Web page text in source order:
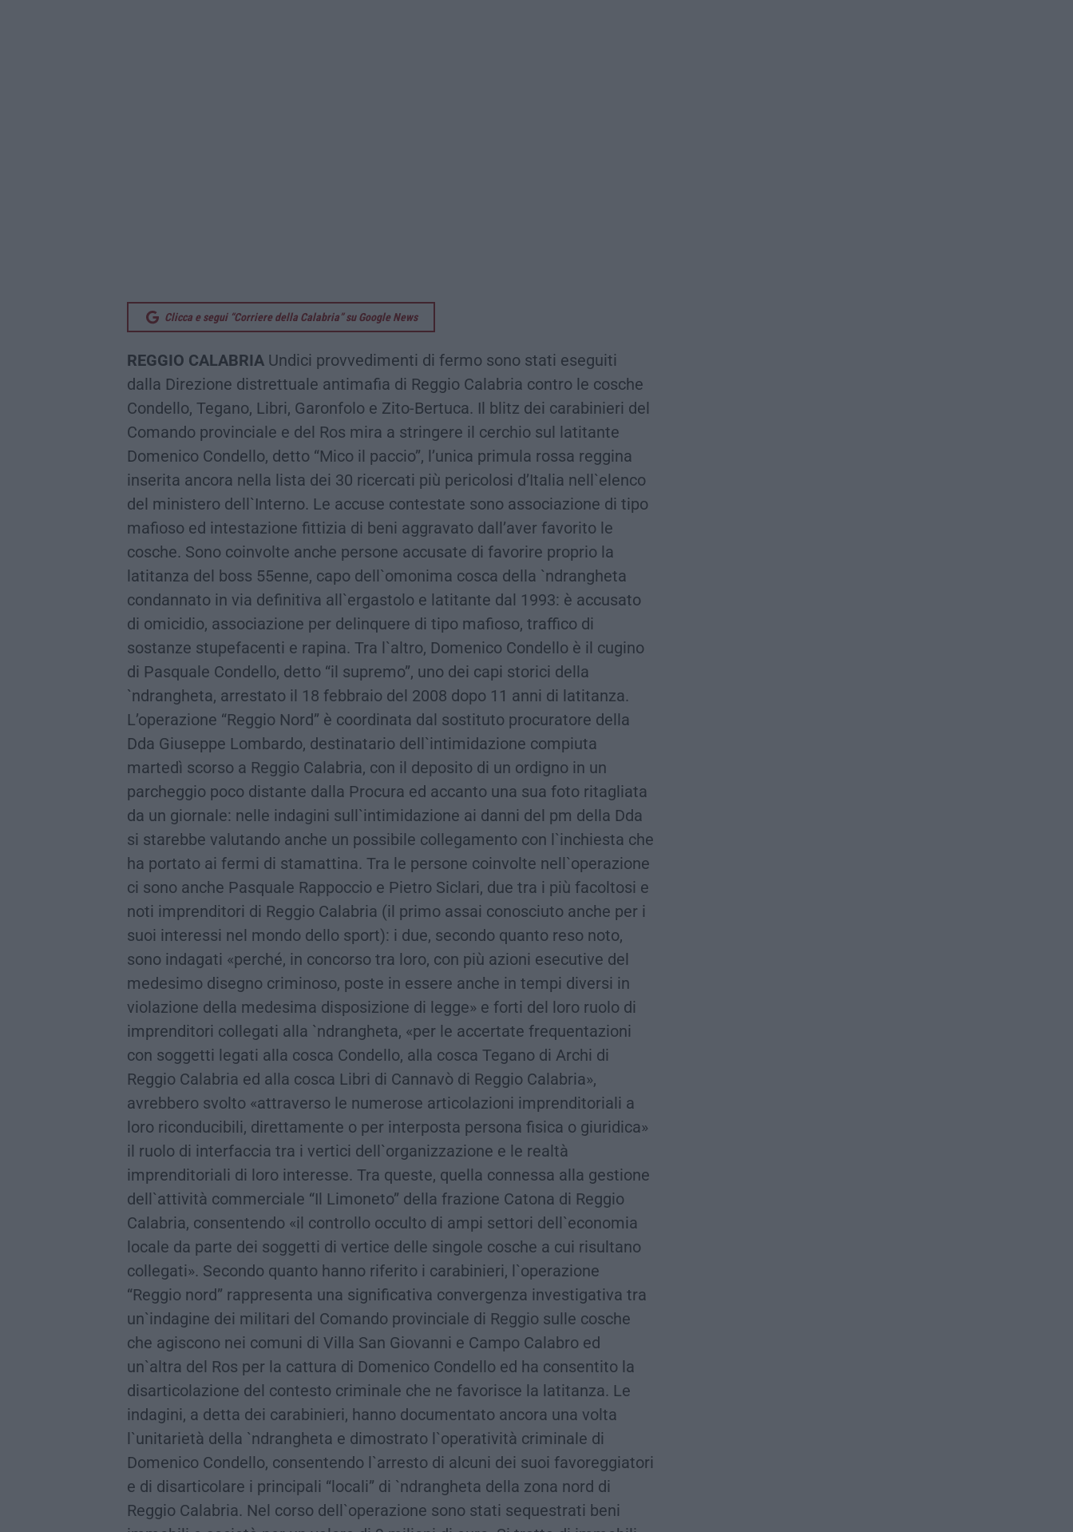
Clicca e segui “Corriere della Calabria” su Google News
REGGIO CALABRIA Undici provvedimenti di fermo sono stati eseguiti
dalla Direzione distrettuale antimafia di Reggio Calabria contro le cosche
Condello, Tegano, Libri, Garonfolo e Zito-Bertuca. Il blitz dei carabinieri del
Comando provinciale e del Ros mira a stringere il cerchio sul latitante
Domenico Condello, detto “Mico il paccio”, l’unica primula rossa reggina
inserita ancora nella lista dei 30 ricercati più pericolosi d’Italia nell`elenco
del ministero dell`Interno. Le accuse contestate sono associazione di tipo
mafioso ed intestazione fittizia di beni aggravato dall’aver favorito le
cosche. Sono coinvolte anche persone accusate di favorire proprio la
latitanza del boss 55enne, capo dell`omonima cosca della `ndrangheta
condannato in via definitiva all`ergastolo e latitante dal 1993: è accusato
di omicidio, associazione per delinquere di tipo mafioso, traffico di
sostanze stupefacenti e rapina. Tra l`altro, Domenico Condello è il cugino
di Pasquale Condello, detto “il supremo”, uno dei capi storici della
`ndrangheta, arrestato il 18 febbraio del 2008 dopo 11 anni di latitanza.
L’operazione “Reggio Nord” è coordinata dal sostituto procuratore della
Dda Giuseppe Lombardo, destinatario dell`intimidazione compiuta
martedì scorso a Reggio Calabria, con il deposito di un ordigno in un
parcheggio poco distante dalla Procura ed accanto una sua foto ritagliata
da un giornale: nelle indagini sull`intimidazione ai danni del pm della Dda
si starebbe valutando anche un possibile collegamento con l`inchiesta che
ha portato ai fermi di stamattina. Tra le persone coinvolte nell`operazione
ci sono anche Pasquale Rappoccio e Pietro Siclari, due tra i più facoltosi e
noti imprenditori di Reggio Calabria (il primo assai conosciuto anche per i
suoi interessi nel mondo dello sport): i due, secondo quanto reso noto,
sono indagati «perché, in concorso tra loro, con più azioni esecutive del
medesimo disegno criminoso, poste in essere anche in tempi diversi in
violazione della medesima disposizione di legge» e forti del loro ruolo di
imprenditori collegati alla `ndrangheta, «per le accertate frequentazioni
con soggetti legati alla cosca Condello, alla cosca Tegano di Archi di
Reggio Calabria ed alla cosca Libri di Cannavò di Reggio Calabria»,
avrebbero svolto «attraverso le numerose articolazioni imprenditoriali a
loro riconducibili, direttamente o per interposta persona fisica o giuridica»
il ruolo di interfaccia tra i vertici dell`organizzazione e le realtà
imprenditoriali di loro interesse. Tra queste, quella connessa alla gestione
dell`attività commerciale “Il Limoneto” della frazione Catona di Reggio
Calabria, consentendo «il controllo occulto di ampi settori dell`economia
locale da parte dei soggetti di vertice delle singole cosche a cui risultano
collegati». Secondo quanto hanno riferito i carabinieri, l`operazione
“Reggio nord” rappresenta una significativa convergenza investigativa tra
un`indagine dei militari del Comando provinciale di Reggio sulle cosche
che agiscono nei comuni di Villa San Giovanni e Campo Calabro ed
un`altra del Ros per la cattura di Domenico Condello ed ha consentito la
disarticolazione del contesto criminale che ne favorisce la latitanza. Le
indagini, a detta dei carabinieri, hanno documentato ancora una volta
l`unitarietà della `ndrangheta e dimostrato l`operatività criminale di
Domenico Condello, consentendo l`arresto di alcuni dei suoi favoreggiatori
e di disarticolare i principali “locali” di `ndrangheta della zona nord di
Reggio Calabria. Nel corso dell`operazione sono stati sequestrati beni